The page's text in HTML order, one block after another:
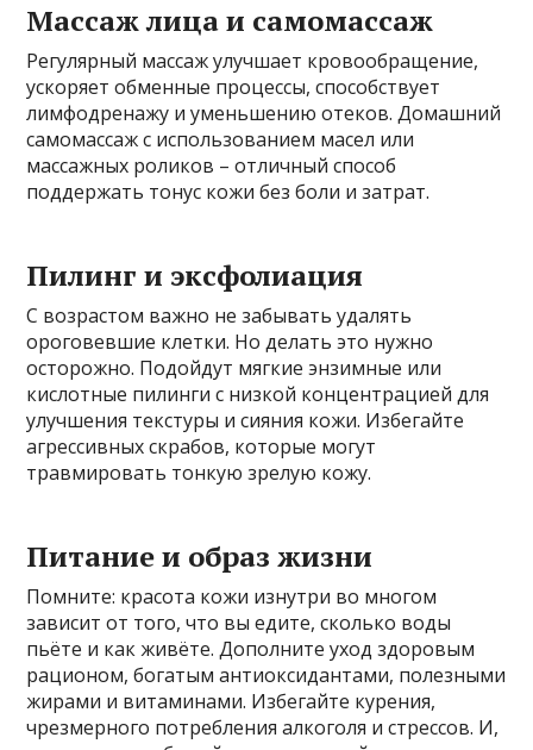
Массаж лица и самомассаж
Регулярный массаж улучшает кровообращение,
ускоряет обменные процессы, способствует
лимфодренажу и уменьшению отеков. Домашний
самомассаж с использованием масел или
массажных роликов – отличный способ
поддержать тонус кожи без боли и затрат.
Пилинг и эксфолиация
С возрастом важно не забывать удалять
ороговевшие клетки. Но делать это нужно
осторожно. Подойдут мягкие энзимные или
кислотные пилинги с низкой концентрацией для
улучшения текстуры и сияния кожи. Избегайте
агрессивных скрабов, которые могут
травмировать тонкую зрелую кожу.
Питание и образ жизни
Помните: красота кожи изнутри во многом
зависит от того, что вы едите, сколько воды
пьёте и как живёте. Дополните уход здоровым
рационом, богатым антиоксидантами, полезными
жирами и витаминами. Избегайте курения,
чрезмерного потребления алкоголя и стрессов. И,